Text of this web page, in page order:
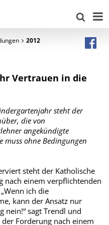
2012
Vertrauen in die
steht der
die von
angekündigte
muss ohne Bedingungen
steht der Katholische
nach einem verpflichtenden
ich die
kann der Ansatz nur
nein!“ sagt Trendl und
Forderung nach einem